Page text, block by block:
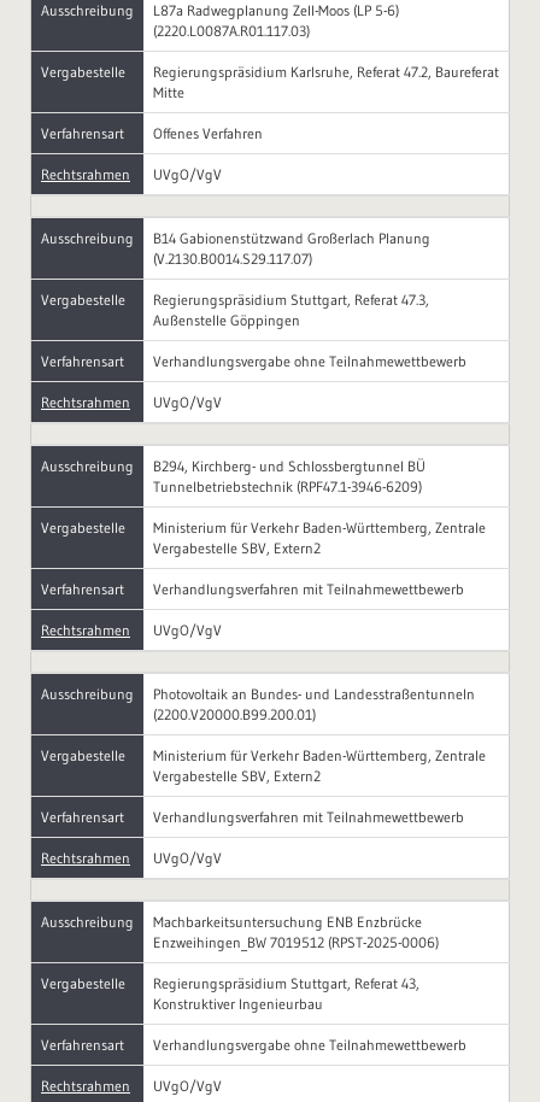
Ausschreibung
L87a Radwegplanung Zell-Moos (LP 5-6)
(2220.L0087A.R01.117.03)
Vergabestelle
Regierungspräsidium Karlsruhe, Referat 47.2, Baureferat
Mitte
Verfahrensart Offenes Verfahren
Rechtsrahmen UVgO/VgV
Ausschreibung
B14 Gabionenstützwand Großerlach Planung
(V.2130.B0014.S29.117.07)
Vergabestelle
Regierungspräsidium Stuttgart, Referat 47.3,
Außenstelle Göppingen
Verfahrensart Verhandlungsvergabe ohne Teilnahmewettbewerb
Rechtsrahmen UVgO/VgV
Ausschreibung
B294, Kirchberg- und Schlossbergtunnel BÜ
Tunnelbetriebstechnik (RPF47.1-3946-6209)
Vergabestelle
Ministerium für Verkehr Baden-Württemberg, Zentrale
Vergabestelle SBV, Extern2
Verfahrensart Verhandlungsverfahren mit Teilnahmewettbewerb
Rechtsrahmen UVgO/VgV
Ausschreibung
Photovoltaik an Bundes- und Landesstraßentunneln
(2200.V20000.B99.200.01)
Vergabestelle
Ministerium für Verkehr Baden-Württemberg, Zentrale
Vergabestelle SBV, Extern2
Verfahrensart Verhandlungsverfahren mit Teilnahmewettbewerb
Rechtsrahmen UVgO/VgV
Ausschreibung
Machbarkeitsuntersuchung ENB Enzbrücke
Enzweihingen_BW 7019512 (RPST-2025-0006)
Vergabestelle
Regierungspräsidium Stuttgart, Referat 43,
Konstruktiver Ingenieurbau
Verfahrensart Verhandlungsvergabe ohne Teilnahmewettbewerb
Rechtsrahmen UVgO/VgV